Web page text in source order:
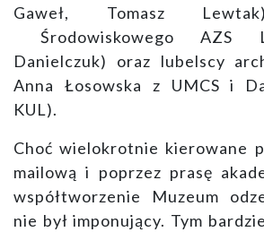
Gaweł, Tomasz
Środowiskowego AZS
Danielczuk) oraz lubelscy
Anna Łosowska z UMCS i
KUL).
Choć wielokrotnie kierowane
mailową i poprzez prasę
współtworzenie Muzeum
nie był imponujący. Tym